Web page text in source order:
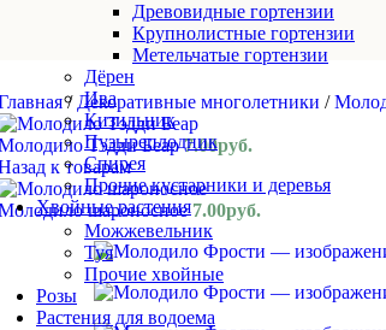
Древовидные гортензии
Крупнолистные гортензии
Метельчатые гортензии
Дёрен
Ива
Кизильник
Пузыреплодник
Спирея
Прочие кустарники и деревья
Хвойные растения
Можжевельник
Туя
Прочие хвойные
Розы
Растения для водоема
/ Декоративные многолетники /
Тэдди Беар7.00руб.
к товарам
шароносное7.00руб.